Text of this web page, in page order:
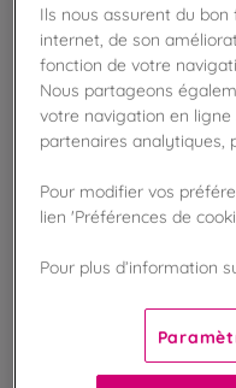
Disponible
Vérifier la
Frais de port
Gagnez 5
Liste des ingrédients
Ils nous assurent du
internet, de son
fonction de votre
Nous partageons
votre navigation en
partenaires analytiques,
Pour modifier vos
lien 'Préférences de
Pour plus d’information